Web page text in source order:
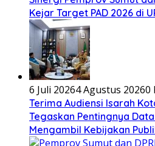
Kejar Target PAD 2026 di
6 Juli 20264 Agustus 20260
Terima Audiensi Isarah
Tegaskan Pentingnya
Mengambil Kebijakan